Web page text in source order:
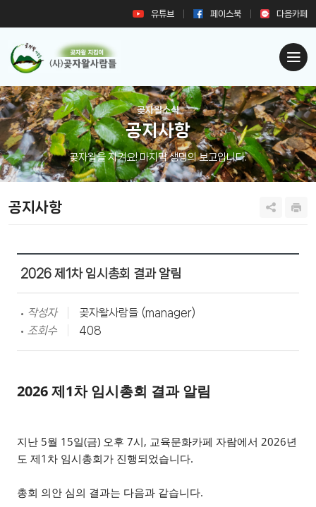
유튜브 페이스북 다음카페
곶자왈소식
공지사항
곶자왈을 지켜요! 마지막 생명의 보고입니다.
공지사항
2026 제1차 임시총회 결과 알림
작성자
곶자왈사람들 (manager)
조회수
408
2026 제1차 임시총회 결과 알림
지난 5월 15일(금) 오후 7시, 교육문화카페 자람에서 2026년
도 제1차 임시총회가 진행되었습니다.
총회 의안 심의 결과는 다음과 같습니다.